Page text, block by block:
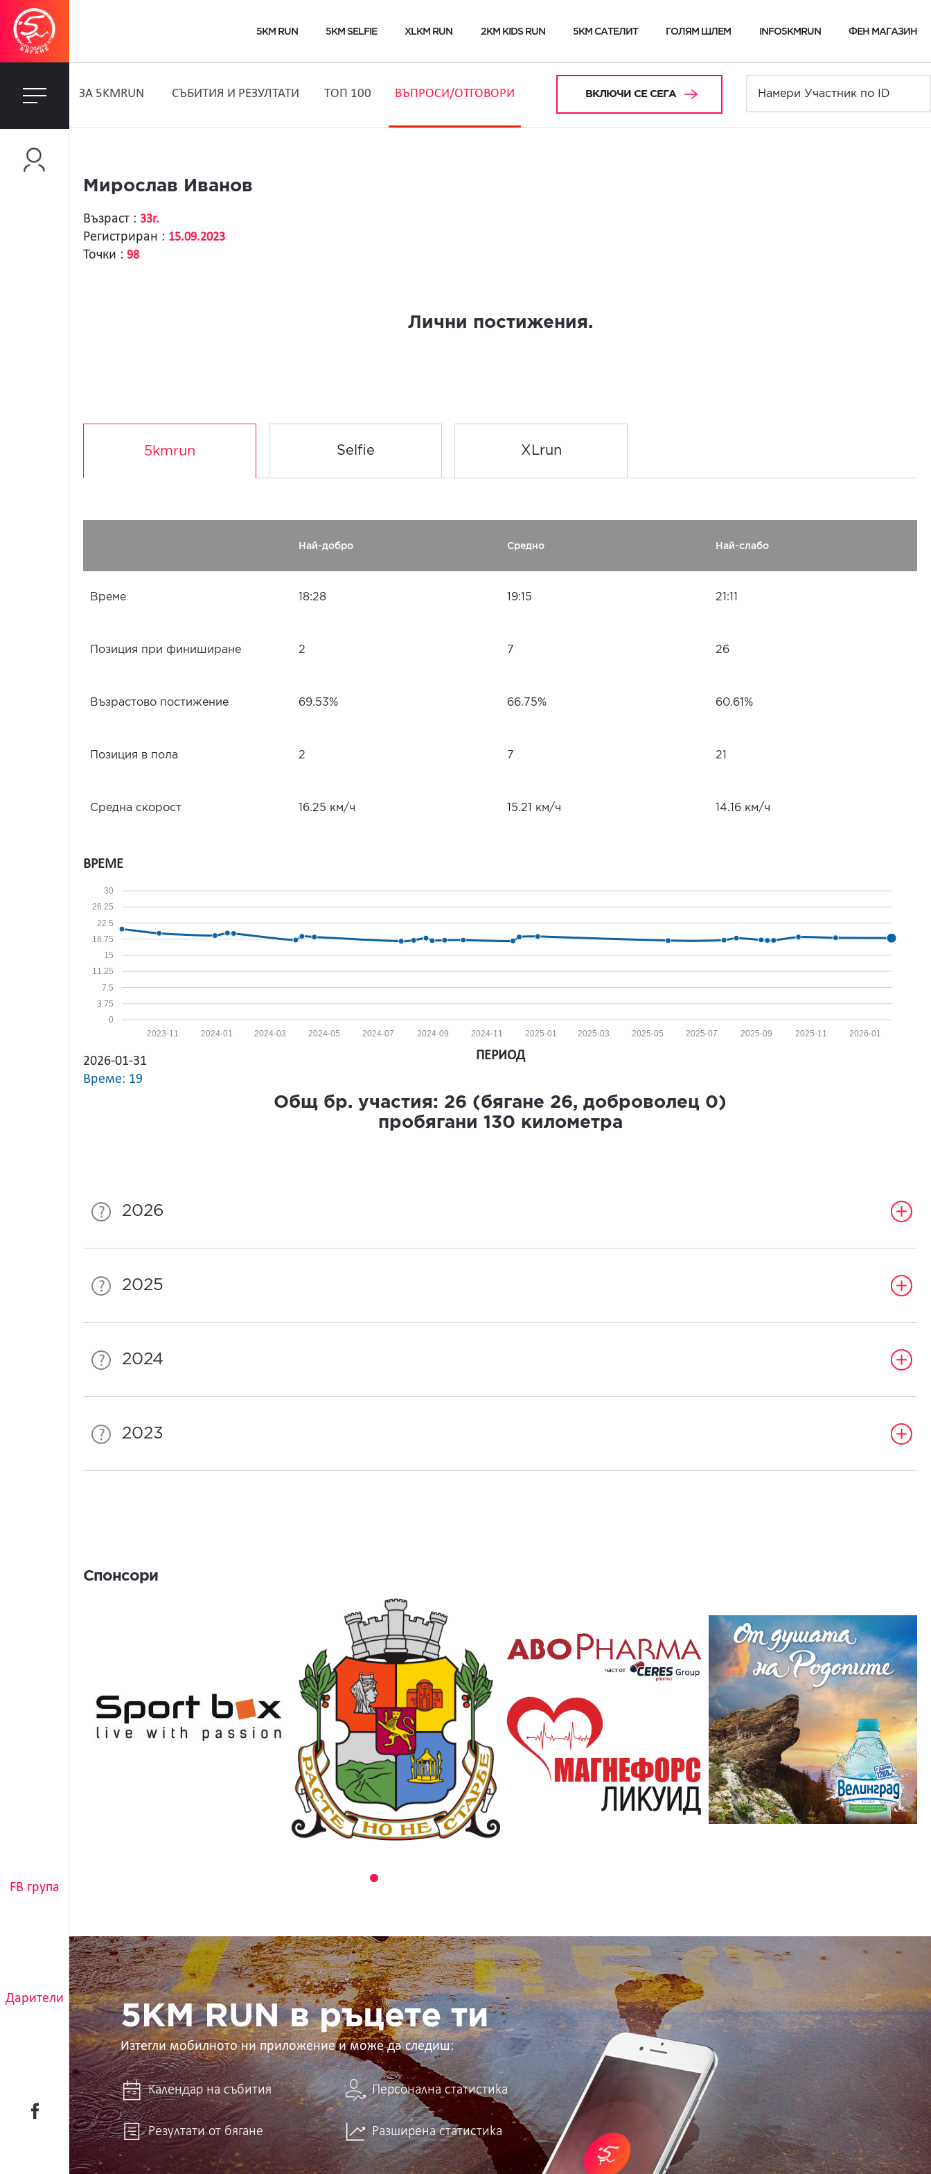
5KM RUN 5KM SELFIE XLKM RUN 2KM KIDS RUN 5KM САТЕЛИТ ГОЛЯМ ШЛЕМ INFO5KMRUN ФЕН МАГАЗИН
FB група
Дарители
ЗA 5KMRUN СЪБИТИЯ И РЕЗУЛТАТИ ТОП 100 ВЪПРОСИ/ОТГОВОРИ ВКЛЮЧИ СЕ СЕГА
Мирослав Иванов
Възраст : 33г.
Регистриран : 15.09.2023
Точки : 98
Лични постижения.
5kmrun Selfie XLrun
Най-добро Средно Най-слабо
Време 18:28 19:15 21:11
Позиция при финиширане 2 7 26
Възрастово постижение 69.53% 66.75% 60.61%
Позиция в пола 2 7 21
Средна скорост 16.25 км/ч 15.21 км/ч 14.16 км/ч
ВРЕМЕ
0
3.75
7.5
11.25
15
18.75
22.5
26.25
30
2026-01
2025-11
2025-09
2025-07
2025-05
2025-03
2025-01
2024-11
2024-09
2024-07
2024-05
2024-03
2024-01
2023-11
2026-01-31
Време: 19
ПЕРИОД
Общ бр. участия: 26 (бягане 26, доброволец 0)
пробягани 130 километра
2026
2025
2024
2023
Спонсори
5KM
RUN
в
ръцете
ти
5KM RUN в ръцете ти
Изтегли мобилното ни приложение и може да следиш:
Календар на събития Персонална статистика
Резултати от бягане Разширена статистика